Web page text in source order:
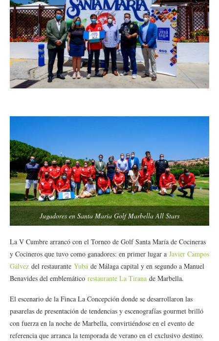
Jugadores en Santa Maria Golf Marbella All Stars
La V Cumbre arrancó con el Torneo de Golf Santa María de Cocineras
y Cocineros que tuvo como ganadores: en primer lugar a Javier Campos
Gálvez del restaurante Yubá de Málaga capital y en segundo a Manuel
Benavides del emblemático restaurante La Tirana de Marbella.
El escenario de la Finca La Concepción donde se desarrollaron las
pasarelas de presentación de tendencias y escenografías gourmet brilló
con fuerza en la noche de Marbella, convirtiéndose en el evento de
referencia que arranca la temporada de verano en el exclusivo destino.